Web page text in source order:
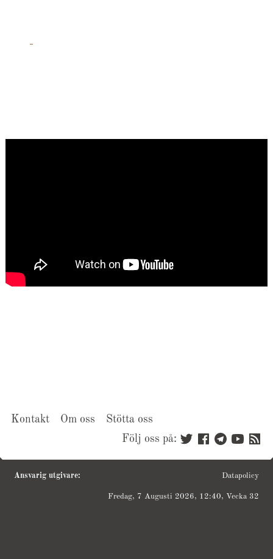
Kontakt Om oss
Stötta oss
Följ oss på:
Ansvarig utgivare: Datapolicy
Fredag, 7 Augusti 2026, 12:40, Vecka 32